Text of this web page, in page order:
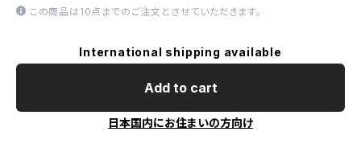
この商品は10点までのご注文とさせていただきます。
International shipping available
Add to cart
日本国内にお住まいの方向け